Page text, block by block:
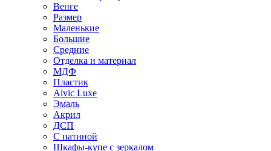
Венге
Размер
Маленькие
Большие
Средние
Отделка и материал
МДФ
Пластик
Alvic Luxe
Эмаль
Акрил
ДСП
С патиной
Шкафы-купе с зеркалом